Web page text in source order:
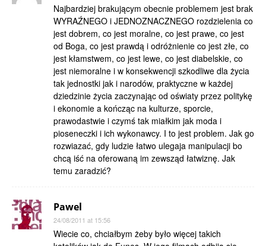
Najbardziej brakującym obecnie problemem jest brak
WYRAŹNEGO i JEDNOZNACZNEGO rozdzielenia co
jest dobrem, co jest moralne, co jest prawe, co jest
od Boga, co jest prawdą i odróżnienie co jest złe, co
jest kłamstwem, co jest lewe, co jest diabelskie, co
jest niemoralne i w konsekwencji szkodliwe dla życia
tak jednostki jak i narodów, praktyczne w każdej
dziedzinie życia zaczynając od oświaty przez politykę
i ekonomie a kończąc na kulturze, sporcie,
prawodastwie i czymś tak miałkim jak moda i
pioseneczki i ich wykonawcy. I to jest problem. Jak go
rozwiazać, gdy ludzie łatwo ulegaja manipulacji bo
chcą iść na oferowaną im zewsząd łatwiznę. Jak
temu zaradzić?
Pawel
24/08/2011 at 15:56
Wiecie co, chciałbym żeby było więcej takich